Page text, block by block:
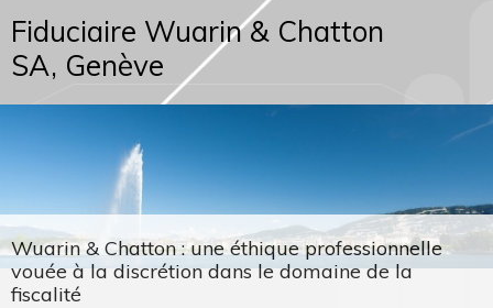
Fiduciaire Wuarin & Chatton
SA, Genève
Wuarin & Chatton : une éthique professionnelle
vouée à la discrétion dans le domaine de la
fiscalité